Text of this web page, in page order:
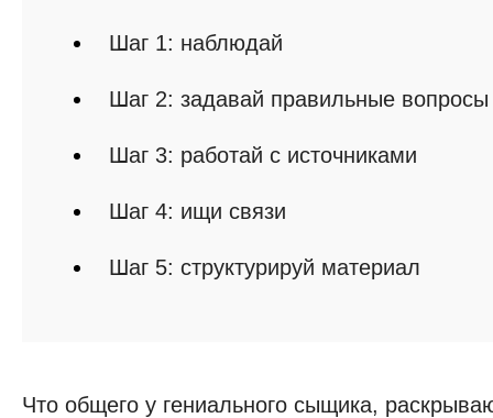
Шаг 1: наблюдай
Шаг 2: задавай правильные вопросы
Шаг 3: работай с источниками
Шаг 4: ищи связи
Шаг 5: структурируй материал
Что общего у гениального сыщика,